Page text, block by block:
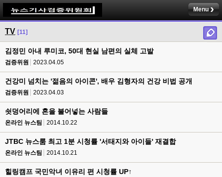
Menu
TV [11]
김정민 아내 루미코, 50대 현실 남편의 실체 고발
검증위원 2023.04.05
건강미 넘치는 '젊음의 아이콘', 배우 김형자의 건강 비법 공개
검증위원 2023.04.03
쇳덩어리에 혼을 불어넣는 사람들
온라인 뉴스팀 2014.10.22
JTBC 뉴스룸 최고 1분 시청률 '서태지와 아이들' 재결합
온라인 뉴스팀 2014.10.21
힐링캠프 국민악녀 이유리 편 시청률 UP↑